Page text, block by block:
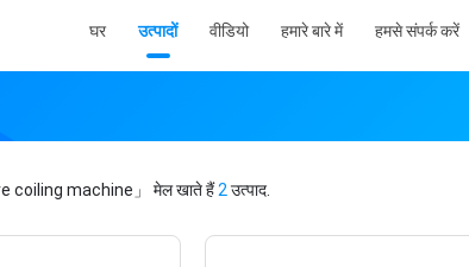
घर उत्पादों वीडियो हमारे बारे में हमसे संपर्क करें
coiling machine」 मेल खाते हैं2 उत्पाद.